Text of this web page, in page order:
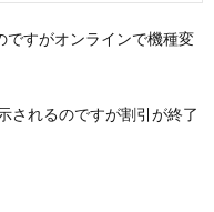
ですがオンラインで機種変
されるのですが割引が終了